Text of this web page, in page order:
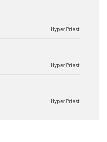
Hyper Priest
Hyper Priest
Hyper Priest